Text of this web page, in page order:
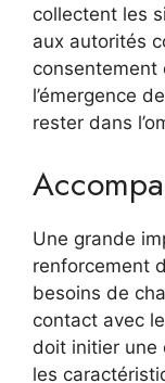
collectent les
aux autorités
consentement
l’émergence
rester dans
Une grande
renforcement
besoins de
contact avec
doit initier une
les